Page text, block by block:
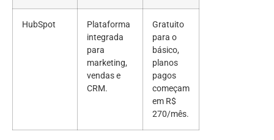
HubSpot
Plataforma
integrada
para
marketing,
vendas e
CRM.
Gratuito
para o
básico,
planos
pagos
começam
em R$
270/mês.